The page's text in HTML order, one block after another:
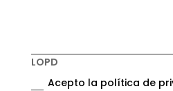
LOPD
Acepto la política de